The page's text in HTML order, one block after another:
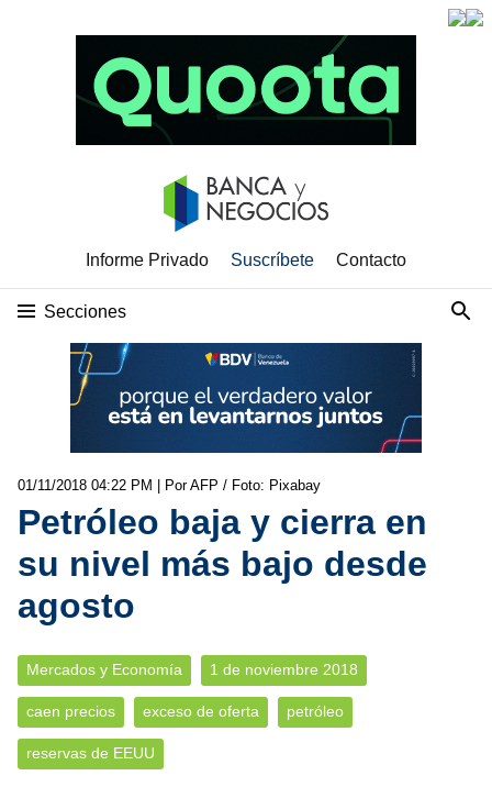
Informe Privado Suscríbete Contacto
Secciones
01/11/2018 04:22 PM | Por AFP / Foto: Pixabay
Petróleo baja y cierra en
su nivel más bajo desde
agosto
Mercados y Economía 1 de noviembre 2018
caen precios exceso de oferta petróleo
reservas de EEUU